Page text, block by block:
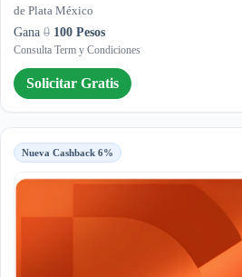
de Plata México
Gana 0 100 Pesos
Consulta Term y Condiciones
Solicitar Gratis
Nueva Cashback 6%